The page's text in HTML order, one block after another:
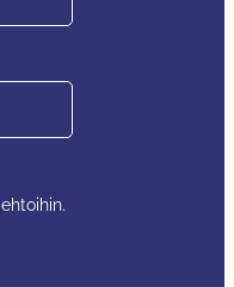
ehtoihin.